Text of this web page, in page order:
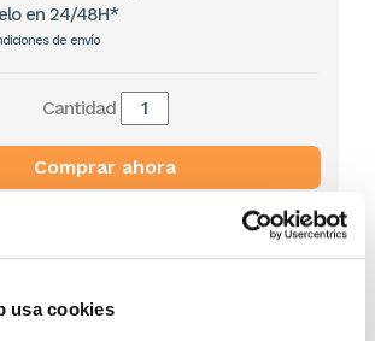
usa cookies
en 24/48H*
de envío
Cantidad
Comprar ahora
en pedidos de + 30€